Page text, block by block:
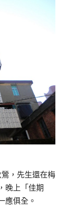
，先生還在梅
晚上「佳期
應俱全。